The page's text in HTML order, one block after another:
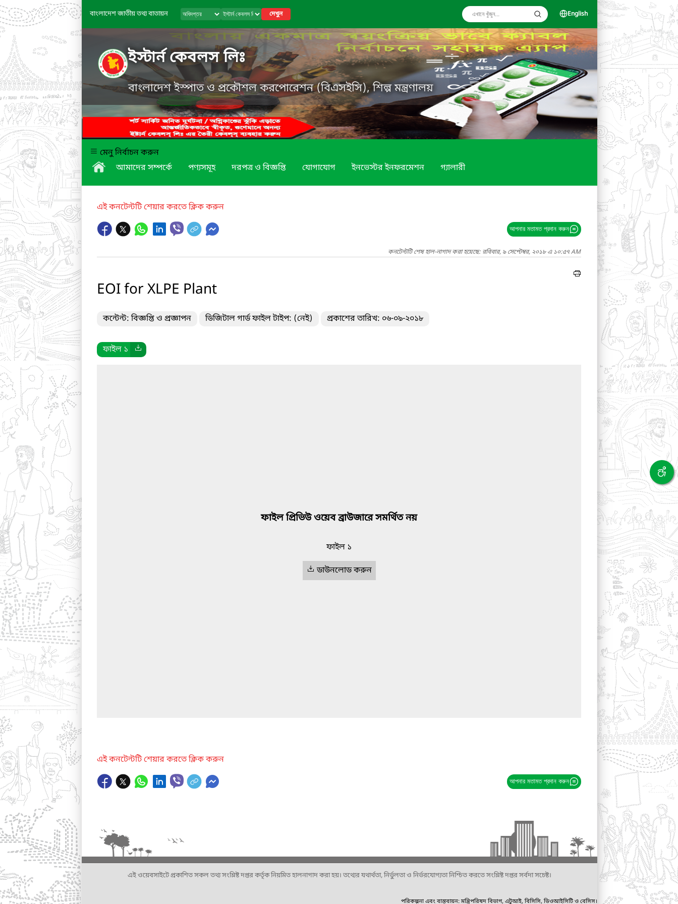
বাংলাদেশ জাতীয় তথ্য বাতায়ন দেখুন English
ইস্টার্ন কেবলস লিঃ
বাংলাদেশ ইস্পাত ও প্রকৌশল করপোরেশন (বিএসইসি), শিল্প মন্ত্রণালয়
মেনু নির্বাচন করুন
আমাদের সম্পর্কে
পণ্যসমূহ দরপত্র ও বিজ্ঞপ্তি যোগাযোগ ইনভেস্টর ইনফরমেশন গ্যালারী
এই কনটেন্টটি শেয়ার করতে ক্লিক করুন
আপনার মতামত প্রদান করুন
কনটেন্টটি শেষ হাল-নাগাদ করা হয়েছে: রবিবার, ৯ সেপ্টেম্বর, ২০১৮ এ ১০:৫৭ AM
EOI for XLPE Plant
কন্টেন্ট: বিজ্ঞপ্তি ও প্রজ্ঞাপন ডিজিটাল গার্ড ফাইল টাইপ: (নেই) প্রকাশের তারিখ: ০৬-০৯-২০১৮
ফাইল ১
ফাইল প্রিভিউ ওয়েব ব্রাউজারে সমর্থিত নয়
ফাইল ১
ডাউনলোড করুন
এই কনটেন্টটি শেয়ার করতে ক্লিক করুন
আপনার মতামত প্রদান করুন
এই ওয়েবসাইটে প্রকাশিত সকল তথ্য সংশ্লিষ্ট দপ্তর কর্তৃক নিয়মিত হালনাগাদ করা হয়। তথ্যের যথার্থতা, নির্ভুলতা ও নির্ভরযোগ্যতা নিশ্চিত করতে সংশ্লিষ্ট দপ্তর সর্বদা সচেষ্ট।
পরিকল্পনা এবং বাস্তবায়ন: মন্ত্রিপরিষদ বিভাগ, এটুআই, বিসিসি, ডিওআইসিটি ও বেসিস।